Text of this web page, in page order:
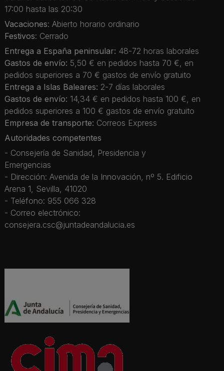
17:00 hasta las 20:30
Vacaciones: Abierto horario ordinario
Festivos: Cerrado
Entrega a España peninsular: 48-72 horas laborales
Gastos de envío: 5,50 € en pedidos hasta 70 €, en
pedidos superiores a 70 € gastos de envío gratuito
Entrega a Islas Baleares: 2-7 días laborales
Gastos de envío: 14,34 € en pedidos hasta 100 €, en
pedidos superiores a 100 € gastos de envío gratuito
Empresa de transporte: Correos Express
Autoridades competentes
- Consejería de Sanidad, Presidencia y
Emergencias
- Dirección: Avenida de la Innovación, nº 5. Edificio
Arena 1, Sevilla, 41020
- Teléfono: 955 066 328
- Correo electrónico:
consejera.csc@juntadeandalucia.es